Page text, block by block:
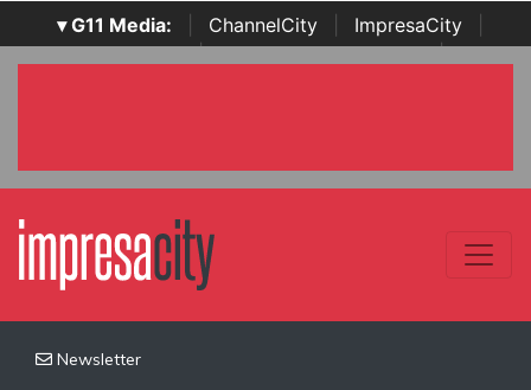
▾ G11 Media: ChannelCity ImpresaCity
SecurityOpenLab | Italian Channel Awards | Italian
Newsletter